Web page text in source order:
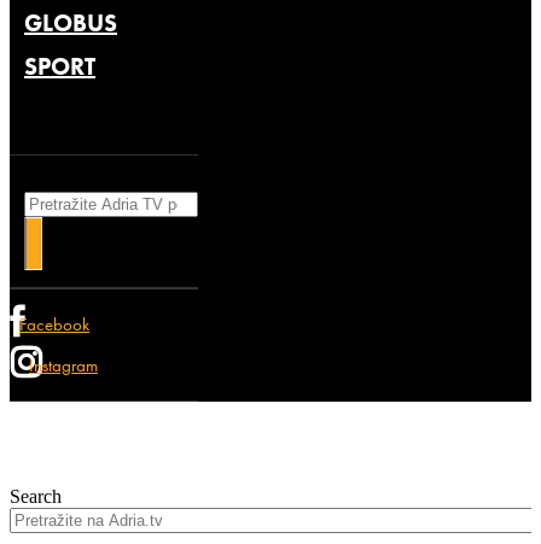
GLOBUS
SPORT
Facebook
Instagram
Search